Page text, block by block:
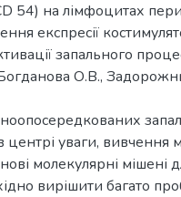
54) на лімфоцитах
експресії
запального
О.В.,
центрі уваги, вивчення
молекулярні мішені
вирішити багато